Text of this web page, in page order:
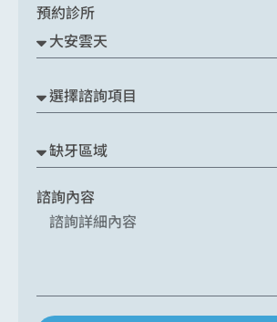
預約診所
諮詢內容